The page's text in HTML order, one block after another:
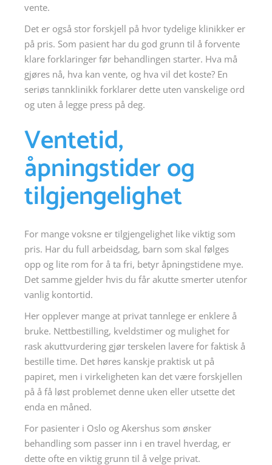
vente.
Det er også stor forskjell på hvor tydelige klinikker er
på pris. Som pasient har du god grunn til å forvente
klare forklaringer før behandlingen starter. Hva må
gjøres nå, hva kan vente, og hva vil det koste? En
seriøs tannklinikk forklarer dette uten vanskelige ord
og uten å legge press på deg.
Ventetid,
åpningstider og
tilgjengelighet
For mange voksne er tilgjengelighet like viktig som
pris. Har du full arbeidsdag, barn som skal følges
opp og lite rom for å ta fri, betyr åpningstidene mye.
Det samme gjelder hvis du får akutte smerter utenfor
vanlig kontortid.
Her opplever mange at privat tannlege er enklere å
bruke. Nettbestilling, kveldstimer og mulighet for
rask akuttvurdering gjør terskelen lavere for faktisk å
bestille time. Det høres kanskje praktisk ut på
papiret, men i virkeligheten kan det være forskjellen
på å få løst problemet denne uken eller utsette det
enda en måned.
For pasienter i Oslo og Akershus som ønsker
behandling som passer inn i en travel hverdag, er
dette ofte en viktig grunn til å velge privat.